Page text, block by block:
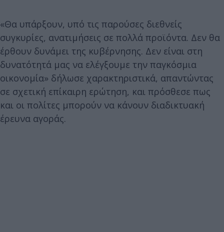
«Θα υπάρξουν, υπό τις παρούσες διεθνείς
συγκυρίες, ανατιμήσεις σε πολλά προϊόντα. Δεν θα
έρθουν δυνάμει της κυβέρνησης. Δεν είναι στη
δυνατότητά μας να ελέγξουμε την παγκόσμια
οικονομία» δήλωσε χαρακτηριστικά, απαντώντας
σε σχετική επίκαιρη ερώτηση, και πρόσθεσε πως
και οι πολίτες μπορούν να κάνουν διαδικτυακή
έρευνα αγοράς.